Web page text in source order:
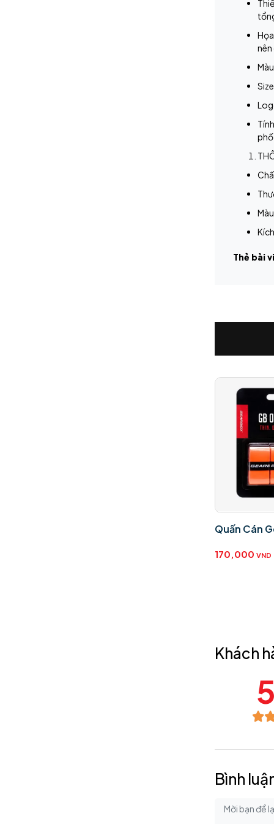
nên
Thẻ bài
Quấn Cán
170,000 VND
Khách
Bình